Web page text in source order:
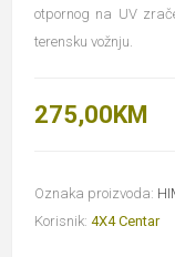
otpornog na UV
terensku vožnju.
275,00KM
Oznaka proizvoda:
Korisnik: 4X4 Centar